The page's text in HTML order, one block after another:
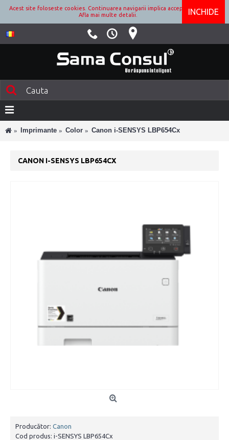
Acest site foloseste cookies. Continuarea navigarii implica acceptarea lor.
Afla mai multe detalii.
INCHIDE
Imprimante Color Canon i-SENSYS LBP654Cx
CANON I-SENSYS LBP654CX
Producător: Canon
Cod produs: i-SENSYS LBP654Cx